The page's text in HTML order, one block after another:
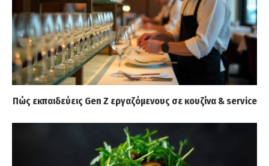
Πώς εκπαιδεύεις Gen Z εργαζόμενους σε κουζίνα & service